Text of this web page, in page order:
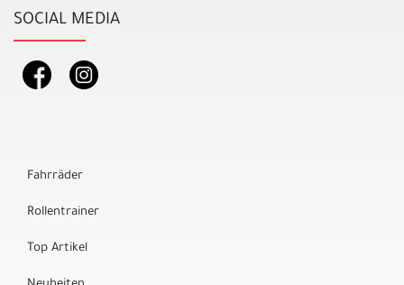
SOCIAL MEDIA
Fahrräder
Rollentrainer
Top Artikel